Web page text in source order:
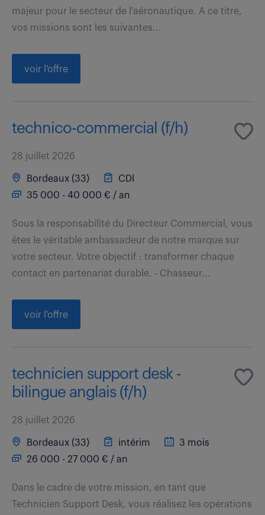
majeur pour le secteur de l'aéronautique. A ce titre,
vos missions sont les suivantes...
voir l'offre
technico-commercial (f/h)
28 juillet 2026
Bordeaux (33)
CDI
35 000 - 40 000 € / an
Sous la responsabilité du Directeur Commercial, vous
êtes le véritable ambassadeur de notre marque sur
votre secteur. Votre objectif : transformer chaque
contact en partenariat durable. - Chasseur...
voir l'offre
technicien support desk -
bilingue anglais (f/h)
28 juillet 2026
Bordeaux (33) intérim
3 mois
26 000 - 27 000 € / an
Dans le cadre de votre mission, en tant que
Technicien Support Desk, vous réalisez les opérations